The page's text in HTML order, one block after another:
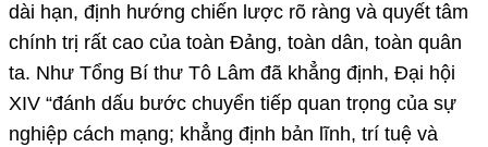
dài hạn, định hướng chiến lược rõ ràng và quyết tâm
chính trị rất cao của toàn Đảng, toàn dân, toàn quân
ta. Như Tổng Bí thư Tô Lâm đã khẳng định, Đại hội
XIV “đánh dấu bước chuyển tiếp quan trọng của sự
nghiệp cách mạng; khẳng định bản lĩnh, trí tuệ và